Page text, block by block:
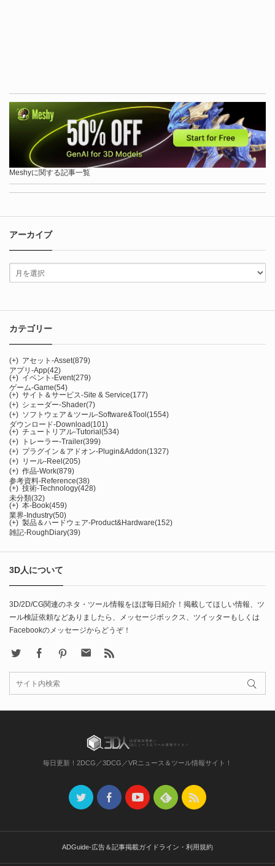
Meshyに関する記事一覧
アーカイブ
カテゴリー
(+) アセット-Asset(879)
アプリ-App(42)
(+) イベント-Event(279)
ゲーム-Game(54)
(+) サイト＆サービス-Site & Service(177)
(+) シェーダー-Shader(7)
(+) ソフトウェア＆ツール-Software&Tool (1554)
ダウンロード-Download(101)
(+) チュートリアル-Tutorial (534)
(+)
トレーラー-Trailer(399)
(+) プラグイン＆アドオン-Plugin&Addon(1327)
(+) リール-Reel (205)
(+) 作品-Work(879)
参考資料-Reference(38)
(+) 技術-Technology(428)
未分類(32)
(+) 本-Book(459)
業界-Industry(50)
(+) 製品＆ハードウェア-Product&Hardware(152)
雑記-RoughDiary(39)
3D人について
3D/2D/CG関連のネタ・ツール情報をほぼ毎日紹介！掲載してほしい情報、ツ
ール検証依頼などありましたら、メッセージボックス、ツイッターもしくは
Facebookのメッセージからどうぞ！
FacebookPinterest Contact
毎日更新！2DCG／3DCG／VRニュース＆ツール情報サイト！
ADGuide-広告＆記事掲載ガイドライン・利用規約